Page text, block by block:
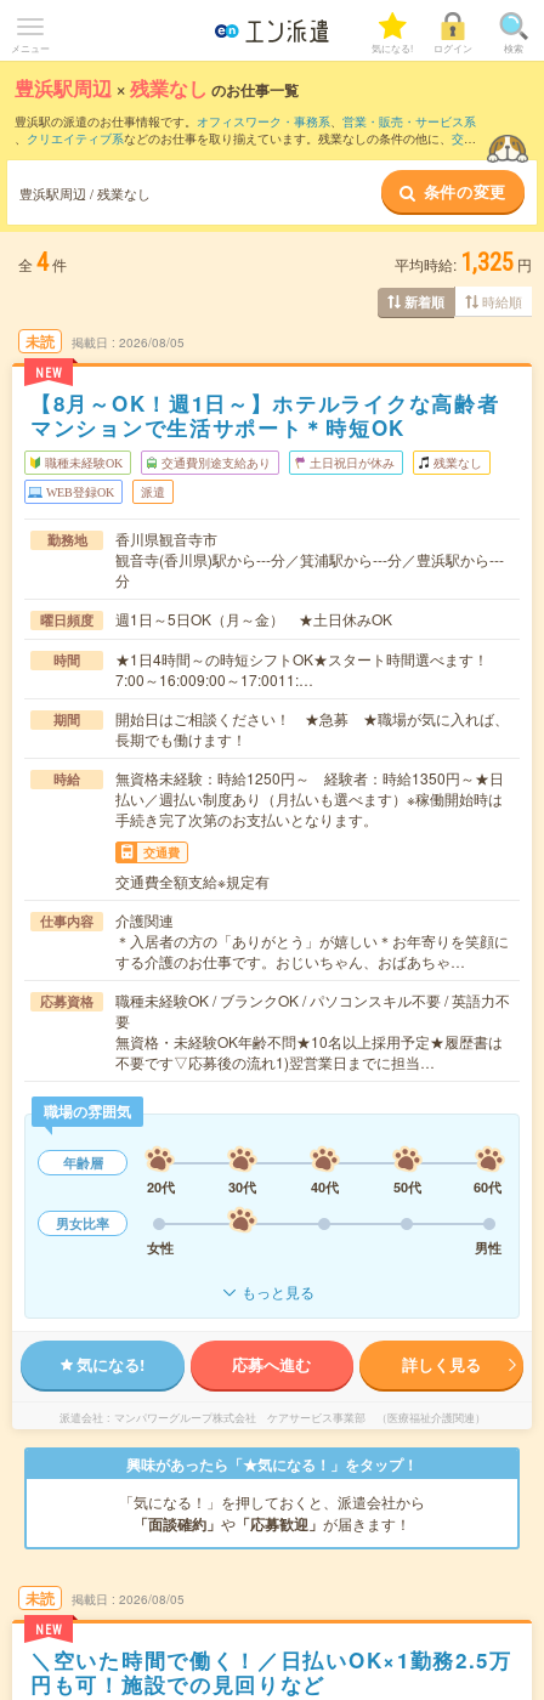
メニュー 気になる! ログイン 検索
豊浜駅周辺 ×残業なし のお仕事一覧
豊浜駅の派遣のお仕事情報です。 オフィスワーク・事務系、 営業・販売・サービス系
、 クリエイティブ系などのお仕事を取り揃えています。残業なしの条件の他に、 交通
豊浜駅周辺 / 残業なし 条件の変更
全 4件 平均時給: 1,325 円
新着順 時給順
未読
NEW
掲載日 2026/08/05
【8月～OK！週1日～】ホテルライクな高齢者
マンションで生活サポート＊時短OK
職種未経験OK 交通費別途支給あり 土日祝日が休み 残業なし
WEB登録OK 派遣
勤務地
香川県観音寺市
観音寺(香川県)駅から---分／箕浦駅から---分／豊浜駅から---
分
曜日頻度 週1日～5日OK（月～金） ★土日休みOK
時間
★1日4時間～の時短シフトOK★スタート時間選べます！
7:00～16:009:00～17:0011:…
期間
開始日はご相談ください！ ★急募 ★職場が気に入れば、
長期でも働けます！
時給
無資格未経験：時給1250円～ 経験者：時給1350円～★日
払い／週払い制度あり（月払いも選べます）※稼働開始時は
手続き完了次第のお支払いとなります。
交通費
交通費全額支給※規定有
仕事内容
介護関連
＊入居者の方の「ありがとう」が嬉しい＊お年寄りを笑顔に
する介護のお仕事です。おじいちゃん、おばあちゃ…
応募資格
職種未経験OK / ブランクOK / パソコンスキル不要 / 英語力不
要
無資格・未経験OK年齢不問★10名以上採用予定★履歴書は
不要です▽応募後の流れ1)翌営業日までに担当…
職場の雰囲気
年齢層
20代
30代 40代 50代
60代
男女比率
女性
男性
もっと見る
気になる! 応募へ進む 詳しく見る
派遣会社 マンパワーグループ株式会社 ケアサービス事業部 （医療福祉介護関連）
興味があったら「★気になる！」をタップ！
「気になる！」を押しておくと、派遣会社から
「面談確約」 や 「応募歓迎」 が届きます！
未読
NEW
掲載日 2026/08/05
＼空いた時間で働く！／日払いOK×1勤務2.5万
円も可！施設での見回りなど